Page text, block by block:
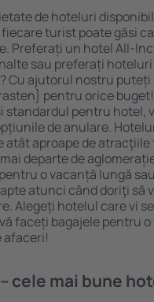
de hoteluri
turist poate găsi
Preferați un hotel All-
sau preferați
Cu ajutorul nostru puteți
pentru orice
standardul pentru hotel,
de anulare.
atât aproape de
departe de
o vacanță lungă
atunci când doriţi să
Alegeți hotelul care vi
faceți bagajele pentru
afaceri!
cele mai bune